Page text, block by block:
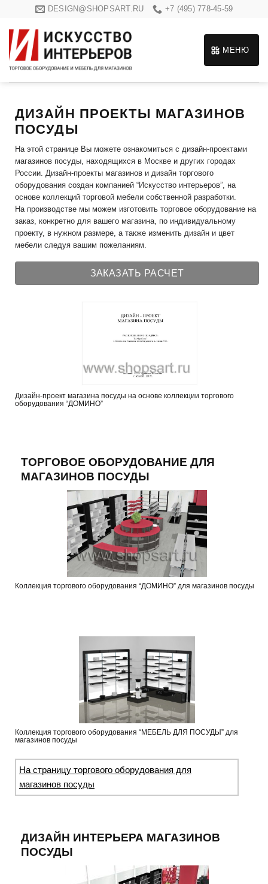
content
DESIGN@SHOPSART.RU +7 (495) 778-45-59
МЕНЮ
ДИЗАЙН ПРОЕКТЫ МАГАЗИНОВ
ПОСУДЫ
На этой странице Вы можете ознакомиться с дизайн-проектами
магазинов посуды, находящихся в Москве и других городах
России. Дизайн-проекты магазинов и дизайн торгового
оборудования создан компанией “Искусство интерьеров”, на
основе коллекций торговой мебели собственной разработки.
На производстве мы можем изготовить торговое оборудование на
заказ, конкретно для вашего магазина, по индивидуальному
проекту, в нужном размере, а также изменить дизайн и цвет
мебели следуя вашим пожеланиям.
ЗАКАЗАТЬ РАСЧЕТ
Дизайн-проект магазина посуды на основе коллекции торгового
оборудования “ДОМИНО”
ТОРГОВОЕ ОБОРУДОВАНИЕ ДЛЯ
МАГАЗИНОВ ПОСУДЫ
Коллекция торгового оборудования “ДОМИНО” для магазинов посуды
Коллекция торгового оборудования “МЕБЕЛЬ ДЛЯ ПОСУДЫ” для
магазинов посуды
На страницу торгового оборудования для
магазинов посуды
ДИЗАЙН ИНТЕРЬЕРА МАГАЗИНОВ
ПОСУДЫ